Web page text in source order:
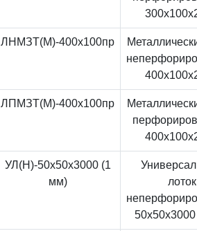
ЛНМЗТ(М)-400x100пр
ЛПМЗТ(М)-400x100пр
УЛ(Н)-50x50x3000 (1
мм)
лоток